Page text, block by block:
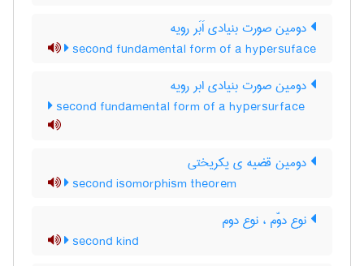
دومین صورت بنیادی اَبَر رویه
second fundamental form of a hypersuface
دومین صورت بنیادی ابر رویه
second fundamental form of a hypersurface
دومین قضیه ی یکریختی
second isomorphism theorem
نوع دوّم ، نوع دوم
second kind